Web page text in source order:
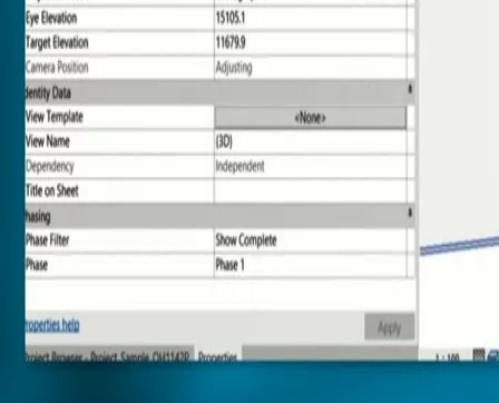
Søk
Produkter og løsninger
Løsninger etter ditt behov